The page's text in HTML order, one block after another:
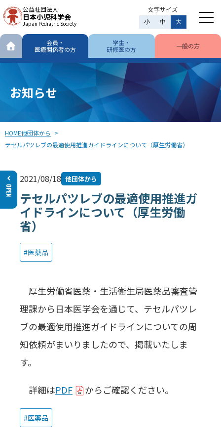
公益社団法人
日本小児科学会
Japan Pediatric Society
文字サイズ
小 中 大
会員・
医療関係者の方
学生・
研修医の方
一般の方
お知らせ
HOME他団体から
テセルパツレブの最適使用推進ガイドラインについて（厚生労働省）
2021/08/18 他団体から
テセルパツレブの最適使用推進ガ
イドラインについて（厚生労働
省）
医薬品
厚生労働省医薬・生活衛生局医薬品審査管
理課から日本医学会を通じて、テセルパツレ
ブの最適使用推進ガイドラインについての周
知依頼がまいりましたので、掲載いたしま
す。
詳細はPDF からご確認ください。
医薬品